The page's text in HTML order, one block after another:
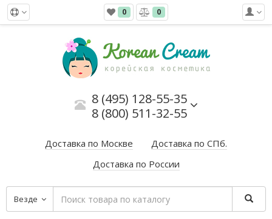
0 0
8 (495) 128-55-35
8 (800) 511-32-55
Доставка по Москве
Доставка по СПб.
Доставка по России
Везде